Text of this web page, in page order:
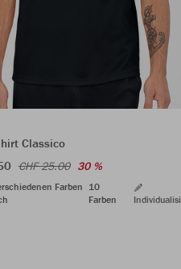
Classico
CHF 25.00 30 %
Farben
10
Farben